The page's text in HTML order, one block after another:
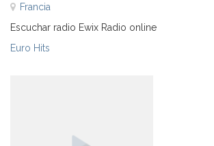
Francia
Escuchar radio Ewix Radio online
Euro Hits